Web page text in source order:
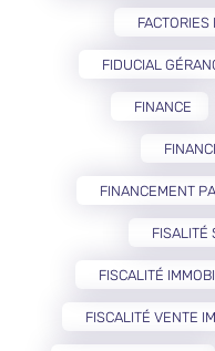
FIDUCIAL
FINANCE
FINANCEMENT
FISALITÉ
FISCALITÉ
FISCALITÉ VENTE